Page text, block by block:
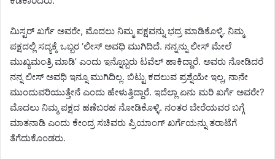
ಮಿಸ್ಟರ್ ಖರ್ಗೆ ಅವರೇ, ಮೊದಲು ನಿಮ್ಮ ಪಕ್ಷವನ್ನು ಭದ್ರ ಮಾಡಿಕೊಳ್ಳಿ. ನಿಮ್ಮ
ಪಕ್ಷದಲ್ಲಿ ಸದ್ಯಕ್ಕೆ ಒಬ್ಬರ ‘ಲೀಸ್ ಅವಧಿ ಮುಗಿದಿದೆ. ನನ್ನನ್ನು ಲೀಸ್ ಮೇಲೆ
ಮುಖ್ಯಮಂತ್ರಿ ಮಾಡಿ’ ಎಂದು ಇನ್ನೊಬ್ಬರು ಟವೆಲ್ ಹಾಕಿದ್ದಾರೆ. ಅವರು ನೋಡಿದರೆ
ನನ್ನ ಲೀಸ್‌ ಅವಧಿ ಇನ್ನೂ ಮುಗಿದಿಲ್ಲ. ಬಿಟ್ಟು ಕದಲುವ ಪ್ರಶ್ನೆಯೇ ಇಲ್ಲ, ನಾನೇ
ಮುಂದುವರಿಯುತ್ತೇನೆ ಎಂದು ಹೇಳುತ್ತಿದ್ದಾರೆ. ಇದೆಲ್ಲಾ ಏನು ಮರಿ ಖರ್ಗೆ ಅವರೇ?
ಮೊದಲು ನಿಮ್ಮ ಪಕ್ಷದ ಹಣೆಬರಹ ನೋಡಿಕೊಳ್ಳಿ. ನಂತರ ಬೇರೆಯವರ ಬಗ್ಗೆ
ಮಾತನಾಡಿ ಎಂದು ಕೇಂದ್ರ ಸಚಿವರು ಪ್ರಿಯಾಂಗ್ ಖರ್ಗೆಯನ್ನು ತರಾಟೆಗೆ
ತೆಗೆದುಕೊಂಡರು.